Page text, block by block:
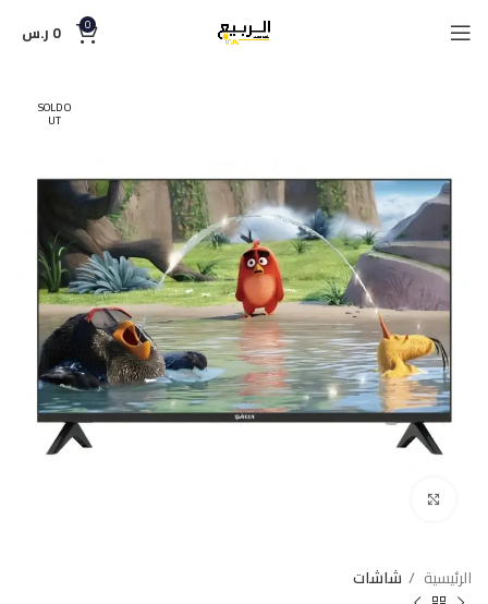
0
0 ر.س
SOLD O
UT
الرئيسية شاشات